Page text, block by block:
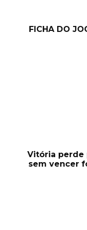
FICHA DO
Vitória perde
sem vencer